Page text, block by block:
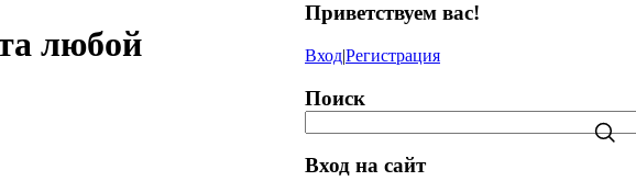
любой
Приветствуем вас!
Вход|Регистрация
Поиск
Вход на сайт